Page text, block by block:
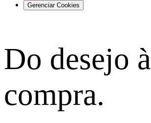
Gerenciar Cookies
Do desejo à
compra.